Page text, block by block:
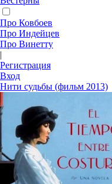
Про Ковбоев
Про Индейцев
Про Винетту
|
Регистрация
Вход
Нити судьбы (фильм 2013)